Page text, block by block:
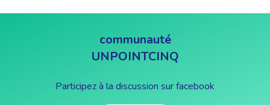
communauté
UNPOINTCINQ
Participez à la discussion sur facebook